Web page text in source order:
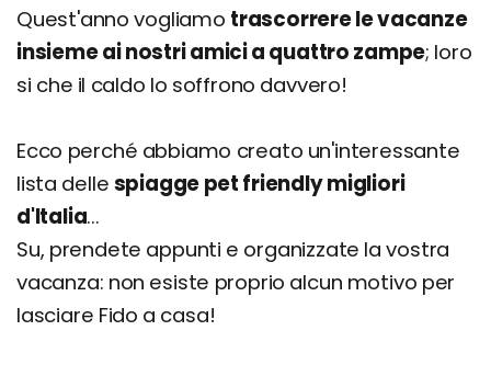
Quest'anno vogliamo trascorrere le vacanze
insieme ai nostri amici a quattro zampe; loro
si che il caldo lo soffrono davvero!
Ecco perché abbiamo creato un'interessante
lista delle spiagge pet friendly migliori
d'Italia...
Su, prendete appunti e organizzate la vostra
vacanza: non esiste proprio alcun motivo per
lasciare Fido a casa!